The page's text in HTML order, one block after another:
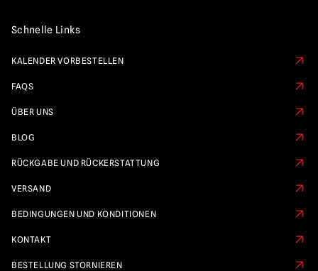
Schnelle Links
KALENDER VORBESTELLEN
FAQS
ÜBER UNS
BLOG
RÜCKGABE UND RÜCKERSTATTUNG
VERSAND
BEDINGUNGEN UND KONDITIONEN
KONTAKT
BESTELLUNG STORNIEREN